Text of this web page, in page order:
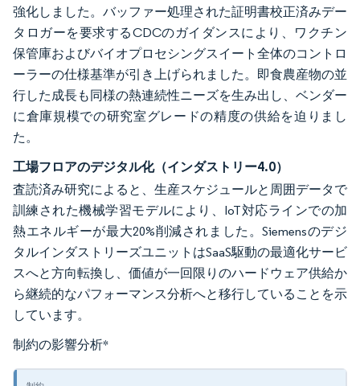
強化しました。バッファー処理された証明書校正済みデー
タロガーを要求するCDCのガイダンスにより、ワクチン
保管庫およびバイオプロセシングスイート全体のコントロ
ーラーの仕様基準が引き上げられました。即食農産物の並
行した成長も同様の熱連続性ニーズを生み出し、ベンダー
に倉庫規模での研究室グレードの精度の供給を迫りまし
た。
工場フロアのデジタル化（インダストリー4.0）
査読済み研究によると、生産スケジュールと周囲データで
訓練された機械学習モデルにより、IoT対応ラインでの加
熱エネルギーが最大20%削減されました。Siemensのデジ
タルインダストリーズユニットはSaaS駆動の最適化サービ
スへと方向転換し、価値が一回限りのハードウェア供給か
ら継続的なパフォーマンス分析へと移行していることを示
しています。
制約の影響分析*